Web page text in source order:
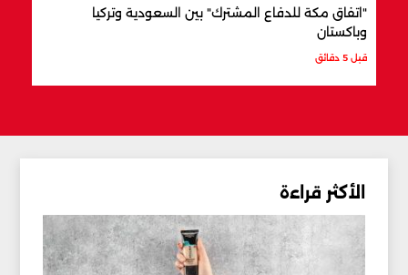
"اتفاق مكة للدفاع المشترك" بين السعودية وتركيا
وباكستان
قبل 5 دقائق
الأكثر قراءة